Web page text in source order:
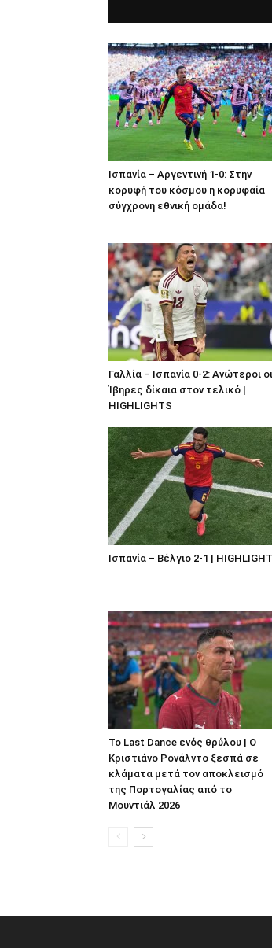
Ισπανία – Αργεντινή 1-0: Στην
κορυφή του κόσμου η κορυφαία
σύγχρονη εθνική ομάδα!
Γαλλία – Ισπανία 0-2: Ανώτεροι οι
Ίβηρες δίκαια στον τελικό |
HIGHLIGHTS
Ισπανία – Βέλγιο 2-1 |
Το Last Dance ενός θρύλου | Ο
Κριστιάνο Ρονάλντο ξεσπά σε
κλάματα μετά τον αποκλεισμό
της Πορτογαλίας από το
Μουντιάλ 2026